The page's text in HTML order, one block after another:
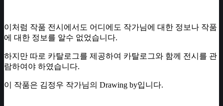
이처럼 작품 전시에서도 어디에도 작가님에 대한 정보나 작품
에 대한 정보를 알수 없었습니다.
하지만 따로 카탈로그를 제공하여 카탈로그와 함께 전시를 관
람하여야 하였습니다.
이 작품은 김정우 작가님의 Drawing by입니다.